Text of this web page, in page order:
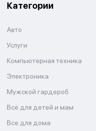
Категории
Авто
Услуги
Компьютерная техника
Электроника
Мужской гардероб
Всё для детей и мам
Все для дома